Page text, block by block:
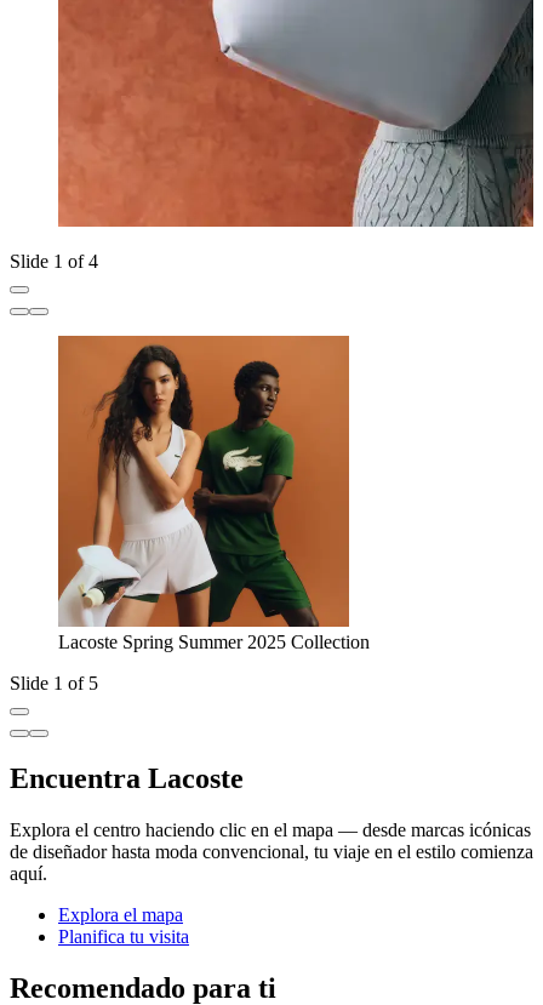
Slide 1 of 4
Lacoste Spring Summer 2025 Collection
Slide 1 of 5
Encuentra Lacoste
Explora el centro haciendo clic en el mapa — desde marcas icónicas
de diseñador hasta moda convencional, tu viaje en el estilo comienza
aquí.
Explora el mapa
Planifica tu visita
Recomendado para ti